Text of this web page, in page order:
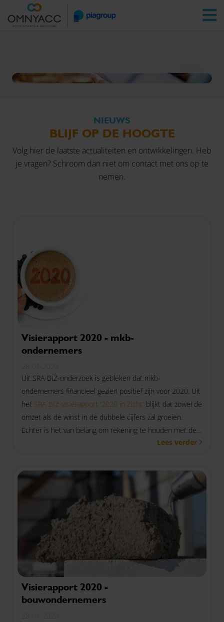
Vestigingen Zoeken
NIEUWS
BLIJF OP DE HOOGTE
Volg hier de laatste actualiteiten en ontwikkelingen. Heb
je vragen? Schroom dan niet om contact met ons op te
nemen.
Visierapport 2020 - mkb-
ondernemers
Uit SRA-BIZ-onderzoek is gebleken dat mkb-
ondernemers financieel gezien positief zijn voor 2020. Uit
het SRA-BIZ-visierapport '2020 in Zicht' blijkt dat zowel de
omzet als de winst in de dubbele cijfers zal groeien.
Echter is het van belang om rekening te houden met de
gevoeligheid van het mkb voor conjunctureleLees verder
Visierapport 2020 -
bouwondernemers